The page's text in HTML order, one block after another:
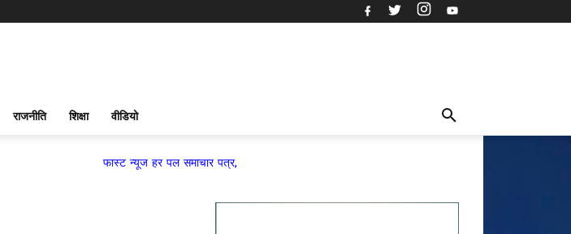
राजनीति शिक्षा वीडियो
फास्ट न्यूज हर पल समाचार पत्र,